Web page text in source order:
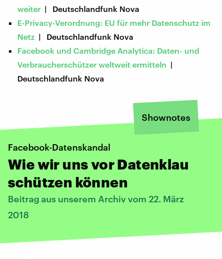
weiter | Deutschlandfunk Nova
E-Privacy-Verordnung: EU für mehr Datenschutz im
Netz | Deutschlandfunk Nova
Facebook und Cambridge Analytica: Daten- und
Verbraucherschützer weltweit ermitteln |
Deutschlandfunk Nova
Shownotes
Facebook-Datenskandal
Wie wir uns vor Datenklau
schützen können
Beitrag aus unserem Archiv vom 22. März
2018